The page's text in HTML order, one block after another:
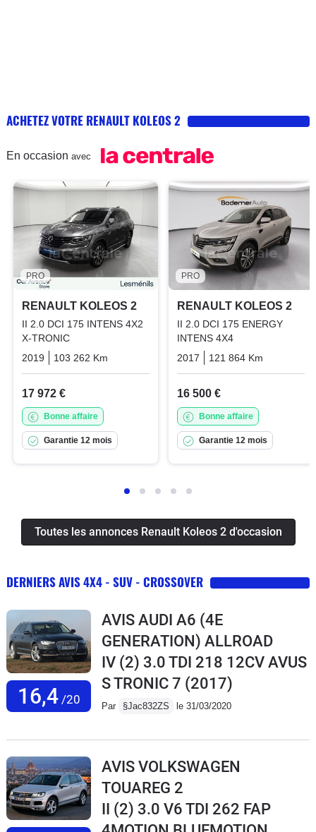
ACHETEZ VOTRE RENAULT KOLEOS 2
En occasion avec
PRO
RENAULT KOLEOS 2
II 2.0 DCI 175 INTENS 4X2
X-TRONIC
2019
103 262 Km Diesel
17 972 €
Bonne affaire
Garantie 12 mois
PRO
RENAULT KOLEOS 2
II 2.0 DCI 175 ENERGY
INTENS 4X4
2017
121 864 Km
16 500 €
Bonne affaire
Garantie 12 mois
Toutes les annonces Renault Koleos 2 d'occasion
DERNIERS AVIS 4X4 - SUV - CROSSOVER
16,4/20
AVIS AUDI A6 (4E
GENERATION) ALLROAD
IV (2) 3.0 TDI 218 12CV AVUS
S TRONIC 7 (2017)
Par §Jac832ZS le 31/03/2020
AVIS VOLKSWAGEN
TOUAREG 2
II (2) 3.0 V6 TDI 262 FAP